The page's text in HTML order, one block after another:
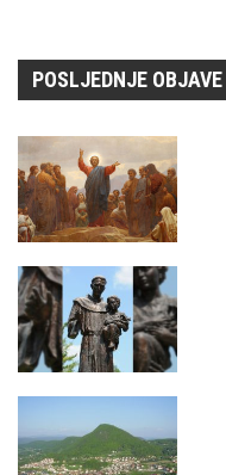
POSLJEDNJE OBJAVE